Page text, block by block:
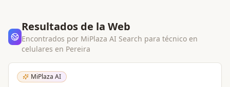
Resultados de la Web
Encontrados por MiPlaza AI Search para técnico en
celulares en Pereira
MiPlaza AI